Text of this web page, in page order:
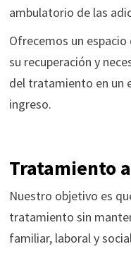
ambulatorio de las
Ofrecemos un
su recuperación y
del tratamiento en un
ingreso.
Tratamiento
Nuestro objetivo es
tratamiento sin
familiar, laboral y